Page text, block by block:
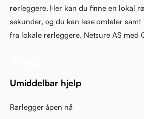
rørleggere. Her kan du finne en lokal
sekunder, og du kan lese omtaler
fra lokale rørleggere. Netsure AS med
Umiddelbar hjelp
Rørlegger åpen nå